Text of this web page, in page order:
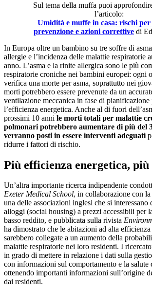
Sul tema della muffa puoi
l’articolo:
Umidità e muffe in casa: rischi per
prevenzione e azioni correttive di
In Europa oltre un bambino su tre soffre di
allergie e l’incidenza delle malattie respiratorie
anno. L’asma e la rinite allergica sono le più
respiratorie croniche nei bambini europei: ogni
verifica una morte per asma, soprattutto nei
morti potrebbero essere prevenute da un
ventilazione meccanica in fase di pianificazione
l’efficienza energetica. Anche al di fuori
prossimi 10 anni le morti totali per malattie
polmonari potrebbero aumentare di più del
verranno posti in essere interventi adeguati
ridurre i fattori di rischio.
Più efficienza energetica, più
Un’altra importante ricerca indipendente
Exeter Medical School, in collaborazione con la
una delle associazioni inglesi che si
alloggi (social housing) a prezzi accessibili per
basso reddito, e pubblicata sulla rivista
ha dimostrato che le abitazioni ad alta efficienza
sarebbero collegate a un aumento della
malattie respiratorie nei loro residenti. I
in grado di mettere in relazione i dati sulla
con informazioni sul comportamento e la salute
ottenendo importanti informazioni sull’origine
dai residenti.